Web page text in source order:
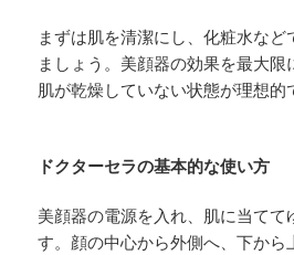
まずは肌を清潔にし、化粧水な
ましょう。美顔器の効果を最大限
肌が乾燥していない状態が理想的
ドクターセラの基本的な使い方
美顔器の電源を入れ、肌に当てて
す。顔の中心から外側へ、下から